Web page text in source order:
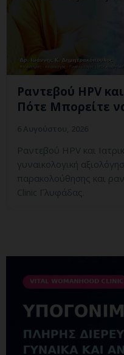
Ραντεβού HPV
Πότε Μπορείτε
Ραντεβού HPV και
γυναικολογική
παρακολούθησης και
Clinic Γλυφάδας.